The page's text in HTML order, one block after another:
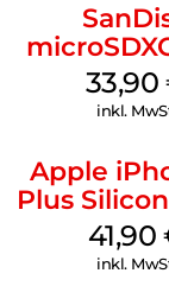
128 GB +
33,90
inkl.
Apple
Plus
MagSafe
Gray
41,90
inkl.